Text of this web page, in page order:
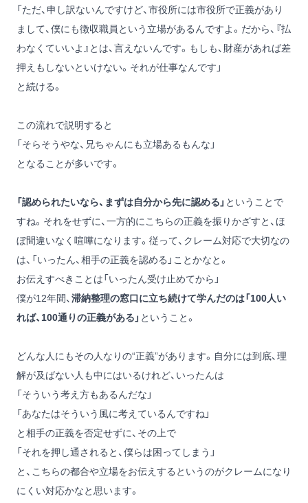
「ただ、申し訳ないんですけど、市役所には市役所で正義があり
まして、僕にも徴収職員という立場があるんですよ。だから、『払
わなくていいよ』とは、言えないんです。もしも、財産があれば差
押えもしないといけない。それが仕事なんです」
と続ける。
この流れで説明すると
「そらそうやな、兄ちゃんにも立場あるもんな」
となることが多いです。
「認められたいなら、まずは自分から先に認める」 ということで
すね。それをせずに、一方的にこちらの正義を振りかざすと、ほ
ぼ間違いなく喧嘩になります。従って、クレーム対応で大切なの
は、「いったん、相手の正義を認める」ことかなと。
お伝えすべきことは「いったん受け止めてから」
僕が12年間、滞納整理の窓口に立ち続けて学んだのは「100人い
れば、100通りの正義がある」 ということ。
どんな人にもその人なりの“正義”があります。自分には到底、理
解が及ばない人も中にはいるけれど、いったんは
「そういう考え方もあるんだな」
「あなたはそういう風に考えているんですね」
と相手の正義を否定せずに、その上で
「それを押し通されると、僕らは困ってしまう」
と、こちらの都合や立場をお伝えするというのがクレームになり
にくい対応かなと思います。